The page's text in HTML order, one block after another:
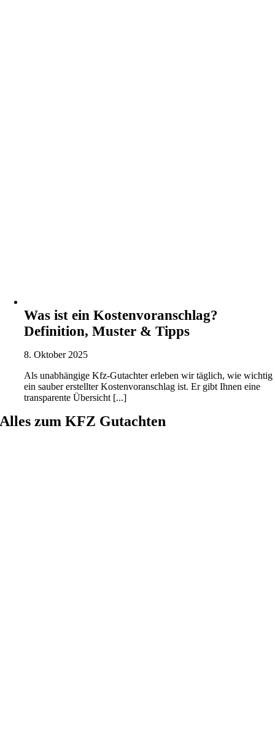
Was ist ein Kostenvoranschlag?
Definition, Muster & Tipps
8. Oktober 2025
Als unabhängige Kfz-Gutachter erleben wir täglich, wie wichtig
ein sauber erstellter Kostenvoranschlag ist. Er gibt Ihnen eine
transparente Übersicht [...]
Alles zum KFZ Gutachten